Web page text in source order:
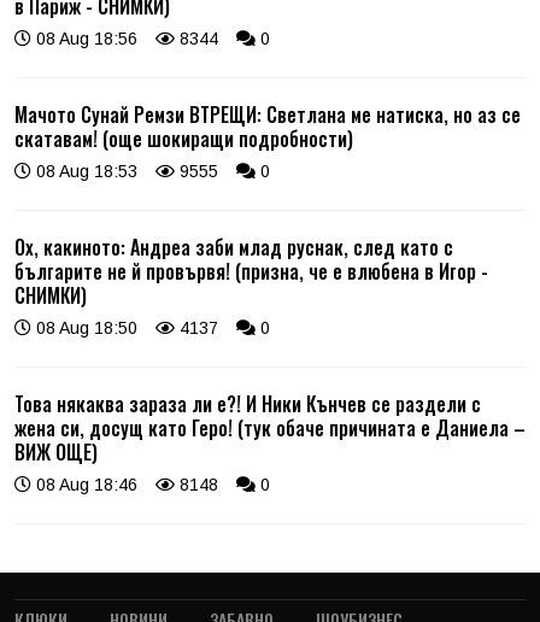
в Париж - СНИМКИ)
08 Aug 18:56 8344 0
Мачото Сунай Ремзи ВТРЕЩИ: Светлана ме натиска, но аз се
скатавам! (още шокиращи подробности)
08 Aug 18:53 9555 0
Ох, какиното: Андреа заби млад руснак, след като с
българите не й провървя! (призна, че е влюбена в Игор -
СНИМКИ)
08 Aug 18:50 4137 0
Това някаква зараза ли е?! И Ники Кънчев се раздели с
жена си, досущ като Геро! (тук обаче причината е Даниела –
ВИЖ ОЩЕ)
08 Aug 18:46 8148 0